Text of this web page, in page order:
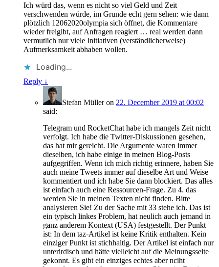
Ich würd das, wenn es nicht so viel Geld und Zeit
verschwenden würde, im Grunde echt gern sehen: wie dann
plötzlich 12062020olympia sich öffnet, die Kommentare
wieder freigibt, auf Anfragen reagiert … real werden dann
vermutlich nur viele Initiativen (verständlicherweise)
Aufmerksamkeit abhaben wollen.
Loading...
Reply ↓
Stefan Mülleron 22. December 2019 at 00:02
said:
Telegram und RocketChat habe ich mangels Zeit nicht
verfolgt. Ich habe die Twitter-Diskussionen gesehen,
das hat mir gereicht. Die Argumente waren immer
dieselben, ich habe einige in meinen Blog-Posts
aufgegriffen. Wenn ich mich richtig erinnere, haben Sie
auch meine Tweets immer auf dieselbe Art und Weise
kommentiert und ich habe Sie dann blockiert. Das alles
ist einfach auch eine Ressourcen-Frage. Zu 4. das
werden Sie in meinen Texten nicht finden. Bitte
analysieren Sie! Zu der Sache mit 33 stehe ich. Das ist
ein typisch linkes Problem, hat neulich auch jemand in
ganz anderem Kontext (USA) festgestellt. Der Punkt
ist: In dem taz-Artikel ist keine Kritik enthalten. Kein
einziger Punkt ist stichhaltig. Der Artikel ist einfach nur
unterirdisch und hätte vielleicht auf die Meinungsseite
gekonnt. Es gibt ein einziges echtes aber nciht